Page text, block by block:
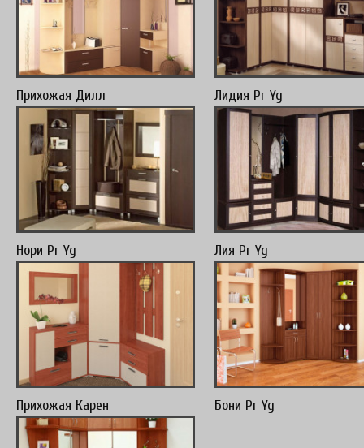
Прихожая Дилл Лидия Pr Yg
Нори Pr Yg Лия Pr Yg
Прихожая Карен Бони Pr Yg